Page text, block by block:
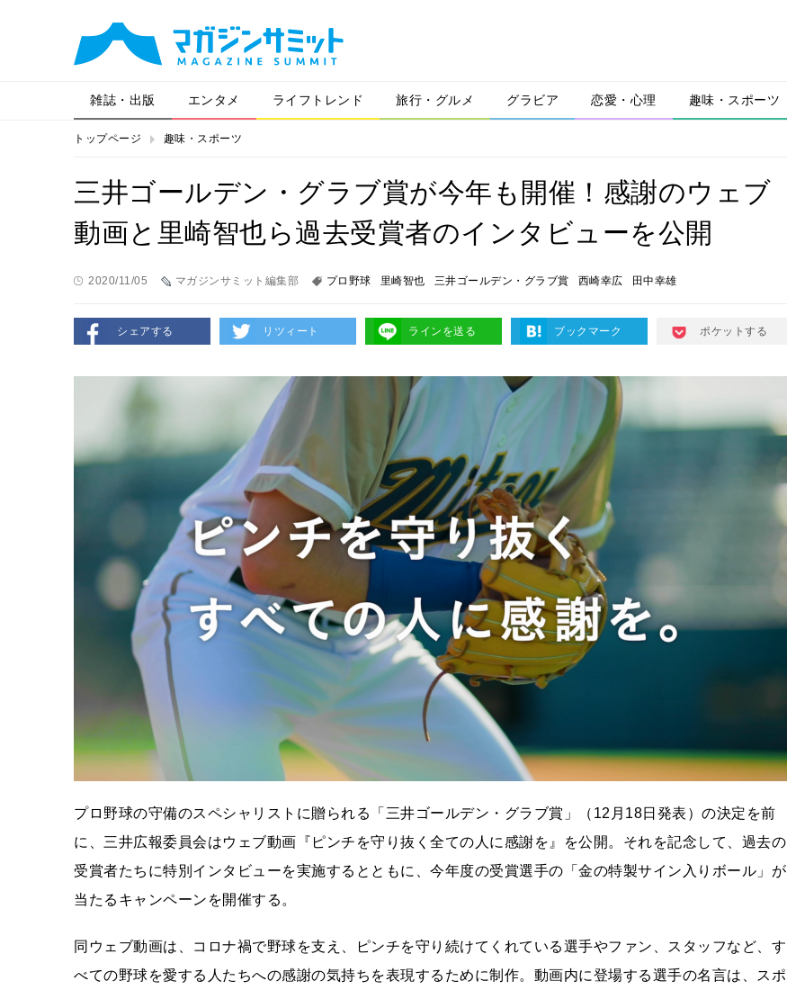
雑誌・出版 エンタメ ライフトレンド 旅行・グルメ グラビア 恋愛・心理 趣味・スポーツ
トップページ 趣味・スポーツ
三井ゴールデン・グラブ賞が今年も開催！感謝のウェブ
動画と里崎智也ら過去受賞者のインタビューを公開
2020/11/05 マガジンサミット編集部 プロ野球 里崎智也 三井ゴールデン・グラブ賞 西崎幸広 田中幸雄
シェアする リツィート ラインを送る ブックマーク ポケットする
プロ野球の守備のスペシャリストに贈られる「三井ゴールデン・グラブ賞」（12月18日発表）の決定を前
に、三井広報委員会はウェブ動画『ピンチを守り抜く全ての人に感謝を』を公開。それを記念して、過去の
受賞者たちに特別インタビューを実施するとともに、今年度の受賞選手の「金の特製サイン入りボール」が
当たるキャンペーンを開催する。
同ウェブ動画は、コロナ禍で野球を支え、ピンチを守り続けてくれている選手やファン、スタッフなど、す
べての野球を愛する人たちへの感謝の気持ちを表現するために制作。動画内に登場する選手の名言は、スポ